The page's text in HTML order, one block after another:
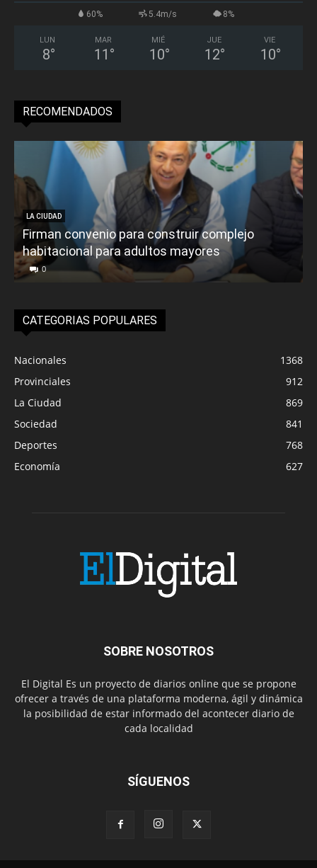
60% 5.4m/s 8%
LUN
8°
MAR
11 °
MIÉ
10°
JUE
12°
VIE
10°
RECOMENDADOS
LA CIUDAD
Firman convenio para construir complejo
habitacional para adultos mayores
0
CATEGORIAS POPULARES
Nacionales
1368
Provinciales
912
La Ciudad
869
Sociedad
841
Deportes
768
Economía
627
SOBRE NOSOTROS
El Digital Es un proyecto de diarios online que se propone
ofrecer a través de una plataforma moderna, ágil y dinámica
la posibilidad de estar informado del acontecer diario de
cada localidad
SÍGUENOS